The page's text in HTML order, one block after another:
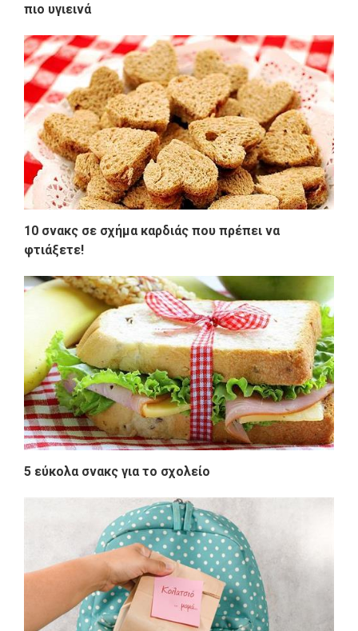
πιο υγιεινά
10 σνακς σε σχήμα καρδιάς που πρέπει να
φτιάξετε!
5 εύκολα σνακς για το σχολείο